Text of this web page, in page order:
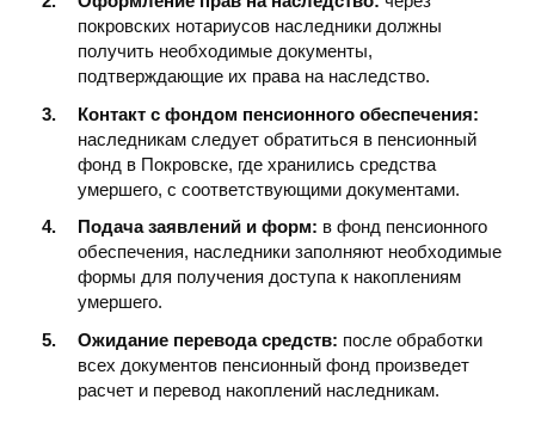
покровских нотариусов наследники должны
получить необходимые документы,
подтверждающие их права на наследство.
Контакт с фондом пенсионного обеспечения:
наследникам следует обратиться в пенсионный
фонд в Покровске, где хранились средства
умершего, с соответствующими документами.
Подача заявлений и форм: в фонд пенсионного
обеспечения, наследники заполняют необходимые
формы для получения доступа к накоплениям
умершего.
Ожидание перевода средств: после обработки
всех документов пенсионный фонд произведет
расчет и перевод накоплений наследникам.